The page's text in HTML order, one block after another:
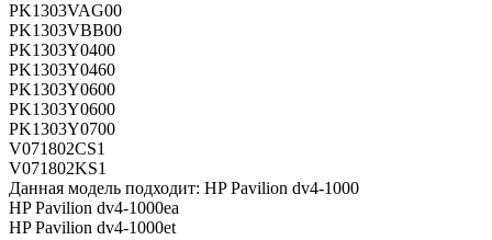
PK1303VAG00
PK1303VBB00
PK1303Y0400
PK1303Y0460
PK1303Y0600
PK1303Y0600
PK1303Y0700
V071802CS1
V071802KS1
Данная модель подходит: HP Pavilion dv4-1000
HP Pavilion dv4-1000ea
HP Pavilion dv4-1000et